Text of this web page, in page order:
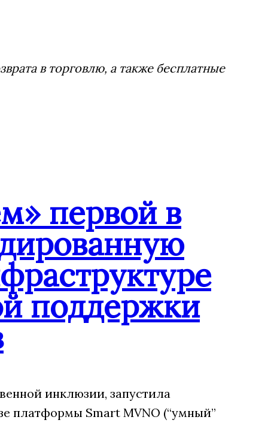
в торговлю, а также бесплатные
первой в
поддержки
инклюзии, запустила
платформы Smart MVNO (“умный”